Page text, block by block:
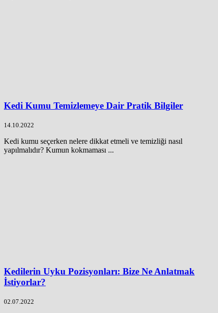
Kedi Kumu Temizlemeye Dair Pratik Bilgiler
14.10.2022
Kedi kumu seçerken nelere dikkat etmeli ve temizliği nasıl
yapılmalıdır? Kumun kokmaması ...
Kedilerin Uyku Pozisyonları: Bize Ne Anlatmak
İstiyorlar?
02.07.2022